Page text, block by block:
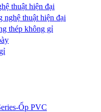
thuật hiện đại
nghệ thuật hiện đại
thép không gỉ
Ốp PVC